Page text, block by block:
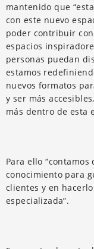
mantenido que
con este nuevo
poder contribuir
espacios
personas puedan
estamos
nuevos formatos
y ser más
más dentro de esta
Para ello
conocimiento para
clientes y en
especializada”.